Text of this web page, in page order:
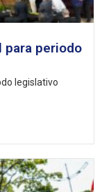
para periodo
legislativo